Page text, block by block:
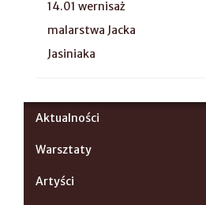
14.01 wernisaż
malarstwa Jacka
Jasiniaka
Aktualności
Warsztaty
Artyści